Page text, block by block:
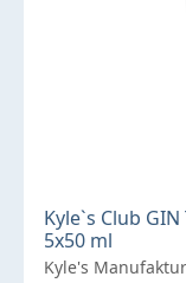
Kyle`s Club
5x50 ml
Kyle's Manufaktur